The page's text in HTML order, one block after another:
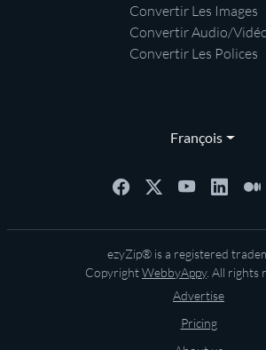
Convertir Les Images
Convertir Audio/
Convertir Les Polices
François
ezyZip® is a registered
CopyrightWebbyAppy. All rights
Advertise
Pricing